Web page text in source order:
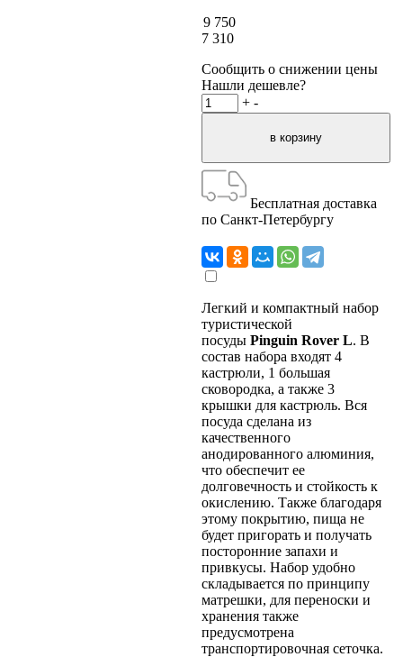
9 750
7 310
Сообщить о снижении цены
Нашли дешевле?
+ -
Бесплатная доставка
по Санкт-Петербургу
Легкий и компактный набор
туристической
посуды Pinguin Rover L. В
состав набора входят 4
кастрюли, 1 большая
сковородка, а также 3
крышки для кастрюль. Вся
посуда сделана из
качественного
анодированного алюминия,
что обеспечит ее
долговечность и стойкость к
окислению. Также благодаря
этому покрытию, пища не
будет пригорать и получать
посторонние запахи и
привкусы. Набор удобно
складывается по принципу
матрешки, для переноски и
хранения также
предусмотрена
транспортировочная сеточка.